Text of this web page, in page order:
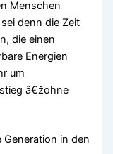
Menschen
denn die Zeit
die einen
Energien
um
â€žohne
in den